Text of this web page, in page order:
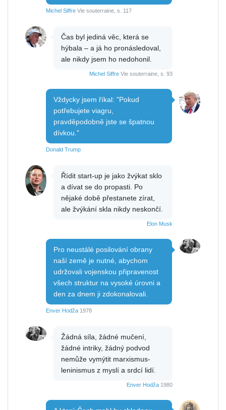
Michel Siffre Vie souterraine, s. 117
Čas byl jediná věc, která se
hýbala – a já ho pronásledoval,
ale nikdy jsem ho nedohonil.
Michel Siffre Vie souterraine, s. 93
Vždycky jsem říkal: "Pokud
potřebujete viagru,
pravděpodobně jste se špatnou
dívkou."
Donald Trump
Řídit start-up je jako žvýkat sklo
a dívat se do propasti. Po
nějaké době přestanete zírat,
ale žvýkání skla nikdy neskončí.
Elon Musk
Pro neustálé posilování obrany
naší země je nutné, abychom
udržovali vojenskou připravenost
všech struktur na vysoké úrovni a
den za dnem ji zdokonalovali.
Enver Hodža 1978
Žádná síla, žádné mučení,
žádné intriky, žádný podvod
nemůže vymýtit marxismus-
leninismus z myslí a srdcí lidí.
Enver Hodža 1980